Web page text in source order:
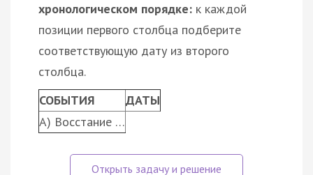
хронологическом порядке: к каждой
позиции первого столбца подберите
соответствующую дату из второго
столбца.
СОБЫТИЯ
ДАТЫ
A) Восстание …